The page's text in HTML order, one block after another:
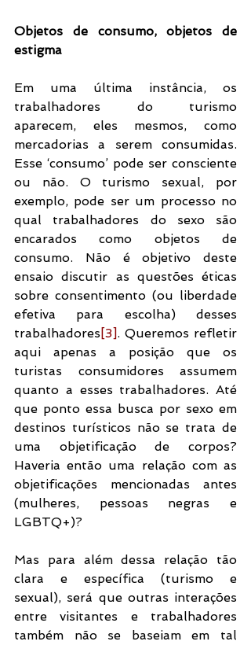
Objetos de consumo, objetos de
estigma
Em uma última instância, os
trabalhadores do turismo
aparecem, eles mesmos, como
mercadorias a serem consumidas.
Esse ‘consumo’ pode ser consciente
ou não. O turismo sexual, por
exemplo, pode ser um processo no
qual trabalhadores do sexo são
encarados como objetos de
consumo. Não é objetivo deste
ensaio discutir as questões éticas
sobre consentimento (ou liberdade
efetiva para escolha) desses
trabalhadores [3]. Queremos refletir
aqui apenas a posição que os
turistas consumidores assumem
quanto a esses trabalhadores. Até
que ponto essa busca por sexo em
destinos turísticos não se trata de
uma objetificação de corpos?
Haveria então uma relação com as
objetificações mencionadas antes
(mulheres, pessoas negras e
LGBTQ+)?
Mas para além dessa relação tão
clara e específica (turismo e
sexual), será que outras interações
entre visitantes e trabalhadores
também não se baseiam em tal